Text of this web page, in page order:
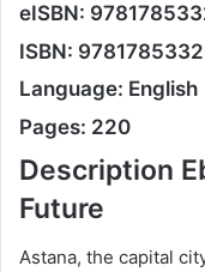
eISBN:
ISBN:
Language: English
Pages: 220
Description
Future
Astana, the capital